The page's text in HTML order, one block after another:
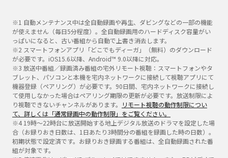
※1 自動メンテナンス中は全自動録画や再生、ダビングなどの一部の機能
が使えません（毎日5分程度）。全自動録画用のハードディスク容量がい
っぱいになると、古い番組から自動で上書き消去します。
※2 スマートフォンアプリ「どこでもディーガ」（無料）のダウンロード
が必要です。iOS15.6以降、Android™ 9.0以降に対応。
※3 放送中番組／録画済み番組の宅外リモート視聴：スマートフォンやタ
ブレット、パソコンと本機を宅内ネットワークに接続して視聴アプリにて
機器登録（ペアリング）が必要です。90日間、宅内ネットワークに接続し
て使用しなかった場合はペアリング期限の更新が必要です。放送制限によ
り視聴できないチャンネルがあります。
リモート視聴の動作制限につい
て、詳しくは「通常録画中の動作制限」をご覧ください。
※4 19時～22時台に放送開始する地上デジタル放送のドラマを設定した場
合（お録りおき日数は、1日あたり3時間分の番組を録画した時の日数）。
初期状態で設定済です。お録りおき録画する番組は、全自動録画された番
組が対象です。